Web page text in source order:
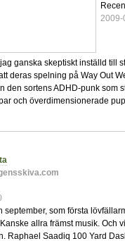
2009-
ganska skeptiskt inställd till
deras spelning på Way Out
den sortens ADHD-punk som
och överdimensionerade
september, som första
allra främst musik. Och
Raphael Saadiq 100 Yard